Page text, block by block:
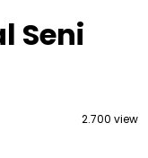
Seni
2.700 view